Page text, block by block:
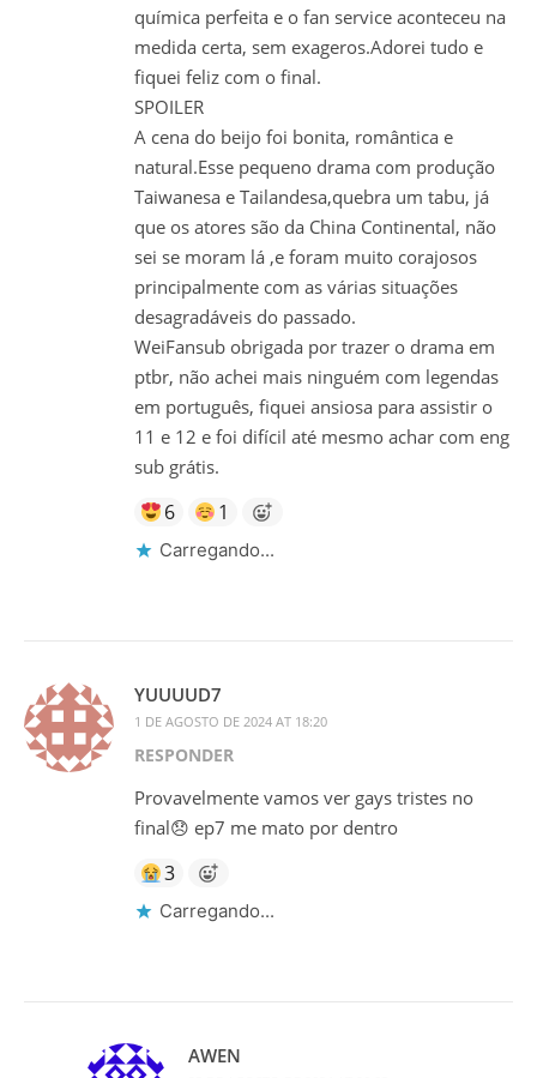
química perfeita e o fan service aconteceu na
medida certa, sem exageros.Adorei tudo e
fiquei feliz com o final.
SPOILER
A cena do beijo foi bonita, romântica e
natural.Esse pequeno drama com produção
Taiwanesa e Tailandesa,quebra um tabu, já
que os atores são da China Continental, não
sei se moram lá ,e foram muito corajosos
principalmente com as várias situações
desagradáveis do passado.
WeiFansub obrigada por trazer o drama em
ptbr, não achei mais ninguém com legendas
em português, fiquei ansiosa para assistir o
11 e 12 e foi difícil até mesmo achar com eng
sub grátis.
6 1
Carregando...
YUUUUD7
1 DE AGOSTO DE 2024 AT 18:20
RESPONDER
Provavelmente vamos ver gays tristes no
final😞 ep7 me mato por dentro
3
Carregando...
AWEN